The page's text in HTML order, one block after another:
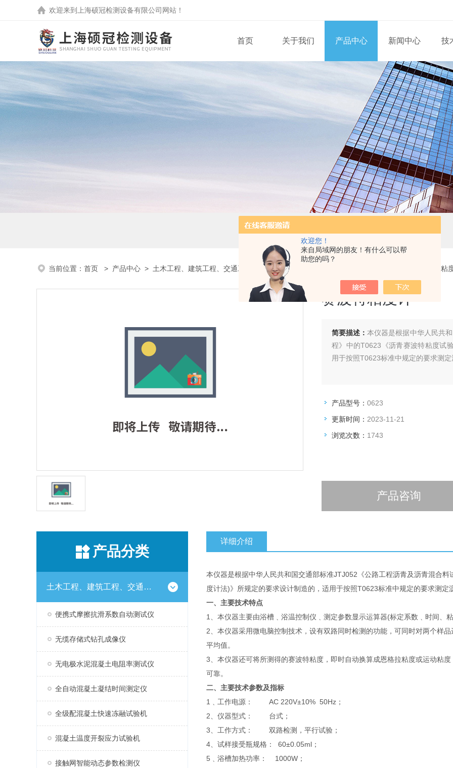
欢迎您！
来自局域网的朋友！有什么可以帮
助您的吗？
欢迎来到 上海硕冠检测设备有限公司 网站！
首页 关于我们 产品中心 新闻中心 技
当前位置： 首页 > 产品中心 > 土木工程、建筑工程、交通工程试验仪器设备系列 > 0623赛波特粘
赛波特粘度计
简要描述： 本仪器是根据中华人民共
程》中的T0623《沥青赛波特粘度试
用于按照T0623标准中规定的要求测
产品型号： 0623
更新时间： 2023-11-21
浏览次数： 1743
产品咨询
产品分类
土木工程、建筑工程、交通工程试验仪器设备系列
便携式摩擦抗滑系数自动测试仪
无缆存储式钻孔成像仪
无电极水泥混凝土电阻率测试仪
全自动混凝土凝结时间测定仪
全级配混凝土快速冻融试验机
混凝土温度开裂应力试验机
接触网智能动态参数检测仪
详细介绍
本仪器是根据中华人民共和国交通部标准JTJ052《公路工程沥青及沥青混合
度计法)》所规定的要求设计制造的，适用于按照T0623标准中规定的要求测
一、主要技术特点
1、本仪器主要由浴槽﹑浴温控制仪﹑测定参数显示运算器(标定系数﹑时间、
2、本仪器采用微电脑控制技术，设有双路同时检测的功能，可同时对两个样
平均值。
3、本仪器还可将所测得的赛波特粘度，即时自动换算成恩格拉粘度或运动粘
可靠。
二、主要技术参数及指标
1﹑工作电源： AC 220V±10% 50Hz；
2、仪器型式： 台式；
3、工作方式： 双路检测，平行试验；
4、试样接受瓶规格： 60±0.05ml；
5﹑浴槽加热功率： 1000W；